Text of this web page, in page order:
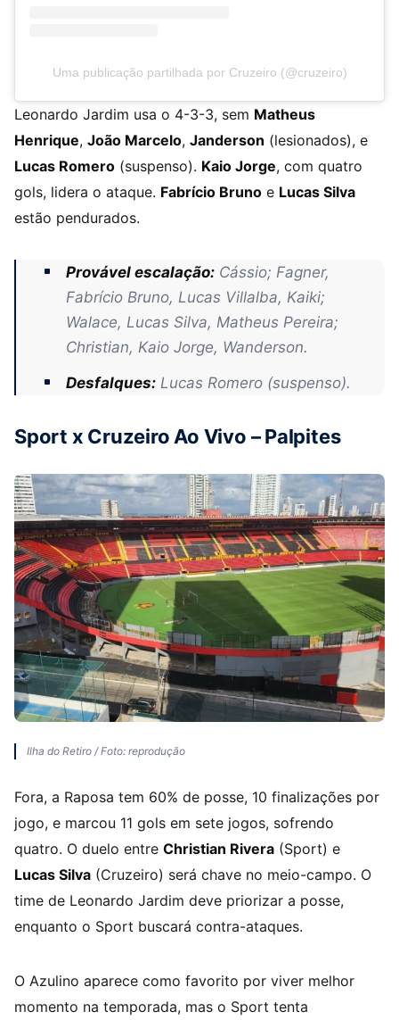
Uma publicação partilhada por Cruzeiro (@cruzeiro)
Leonardo Jardim usa o 4-3-3, sem Matheus
Henrique, João Marcelo, Janderson (lesionados), e
Lucas Romero (suspenso). Kaio Jorge, com quatro
gols, lidera o ataque. Fabrício Bruno e Lucas Silva
estão pendurados.
Provável escalação: Cássio; Fagner,
Fabrício Bruno, Lucas Villalba, Kaiki;
Walace, Lucas Silva, Matheus Pereira;
Christian, Kaio Jorge, Wanderson.
Desfalques: Lucas Romero (suspenso).
Sport x Cruzeiro Ao Vivo – Palpites
Ilha do Retiro / Foto: reprodução
Fora, a Raposa tem 60% de posse, 10 finalizações por
jogo, e marcou 11 gols em sete jogos, sofrendo
quatro. O duelo entre Christian Rivera (Sport) e
Lucas Silva (Cruzeiro) será chave no meio-campo. O
time de Leonardo Jardim deve priorizar a posse,
enquanto o Sport buscará contra-ataques.
O Azulino aparece como favorito por viver melhor
momento na temporada, mas o Sport tenta